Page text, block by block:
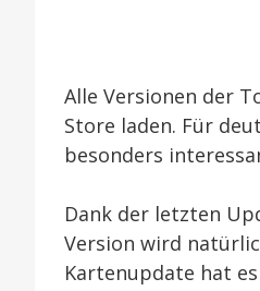
Alle Versionen der
Store laden. Für
besonders
Dank der letzten
Version wird
Kartenupdate hat